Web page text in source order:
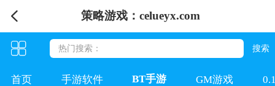
策略游戏：celueyx.com
首页 手游软件 BT手游 GM游戏